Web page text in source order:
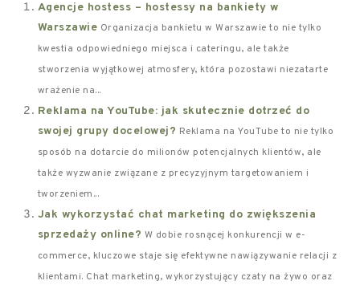
Agencje hostess – hostessy na bankiety w
Warszawie Organizacja bankietu w Warszawie to nie tylko
kwestia odpowiedniego miejsca i cateringu, ale także
stworzenia wyjątkowej atmosfery, która pozostawi niezatarte
wrażenie na...
Reklama na YouTube: jak skutecznie dotrzeć do
swojej grupy docelowej? Reklama na YouTube to nie tylko
sposób na dotarcie do milionów potencjalnych klientów, ale
także wyzwanie związane z precyzyjnym targetowaniem i
tworzeniem...
Jak wykorzystać chat marketing do zwiększenia
sprzedaży online? W dobie rosnącej konkurencji w e-
commerce, kluczowe staje się efektywne nawiązywanie relacji z
klientami. Chat marketing, wykorzystujący czaty na żywo oraz